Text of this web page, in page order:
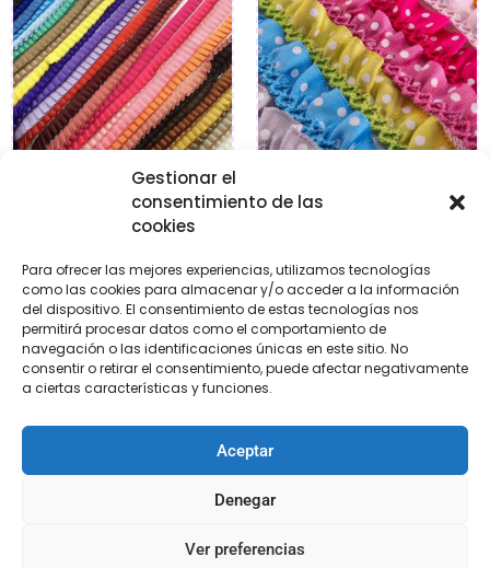
Gestionar el
consentimiento de las
cookies
Para ofrecer las mejores experiencias, utilizamos tecnologías
como las cookies para almacenar y/o acceder a la información
del dispositivo. El consentimiento de estas tecnologías nos
permitirá procesar datos como el comportamiento de
navegación o las identificaciones únicas en este sitio. No
consentir o retirar el consentimiento, puede afectar negativamente
a ciertas características y funciones.
Aceptar
Denegar
Ver preferencias
Plisados de gross
€1,95
Seleccionar
opciones
Plisado lunares
Seleccionar
opciones
+34 608 196 565